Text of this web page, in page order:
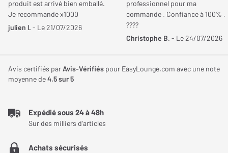
aimantée. Disponible en plusieurs coloris, il vous permet
d’adapter l’apparence de votre TV à votre décoration intérieure.
Le cadre Samsung The Frame 85" apporte une touche d’élégance
à votre grand téléviseur. En finition blanche, noyer, teck ou métal
intérieur. Les finitions blanches, noyer et teck disposent de
bords droits, tandis que la version dorée est dotée de bords
JE DONNE MON AVIS
produit est arrivé bien emballé.
Je recommande x1000
julien l. - Le 21/07/2026
professionnel pour ma
commande . Confiance à 100% .
????
Christophe B. - Le 24/07/2026
Avis certifiés parAvis-Vérifiés pour EasyLounge.com avec une note
moyenne de4.5sur 5
Expédié sous 24 à 48h
Sur des milliers d'articles
Achats sécurisés